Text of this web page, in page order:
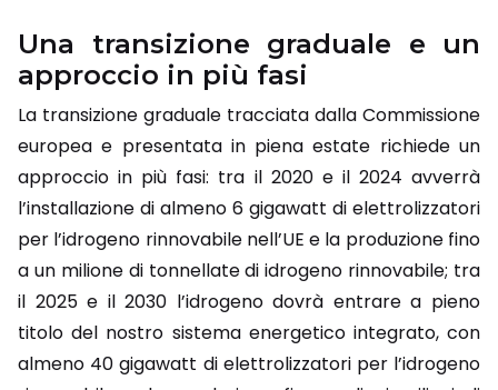
Una transizione graduale e un
approccio in più fasi
La transizione graduale tracciata dalla Commissione
europea e presentata in piena estate richiede un
approccio in più fasi: tra il 2020 e il 2024 avverrà
l’installazione di almeno 6 gigawatt di elettrolizzatori
per l’idrogeno rinnovabile nell’UE e la produzione fino
a un milione di tonnellate di idrogeno rinnovabile; tra
il 2025 e il 2030 l’idrogeno dovrà entrare a pieno
titolo del nostro sistema energetico integrato, con
almeno 40 gigawatt di elettrolizzatori per l’idrogeno